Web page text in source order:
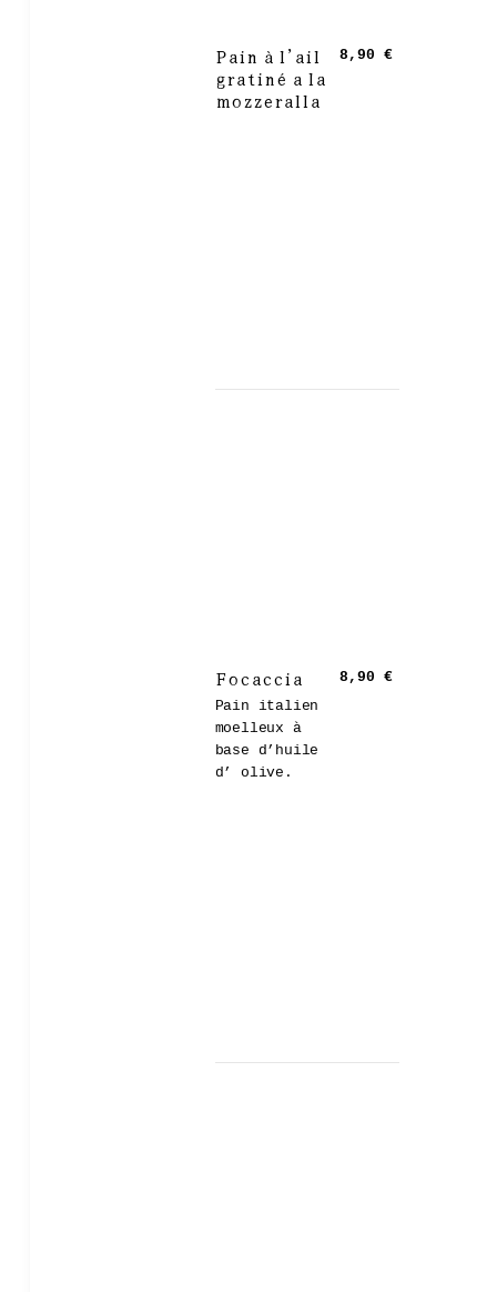
Pain à l’ail
gratiné a la
mozzeralla
8,90 €
Focaccia
Pain italien
moelleux à
base d’huile
d’ olive.
8,90 €